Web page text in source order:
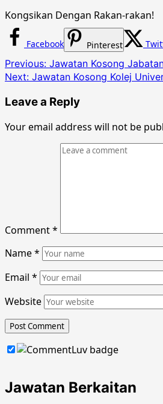
Kongsikan Dengan Rakan-rakan!
Facebook Pinterest
Post
navigation
Previous: Jawatan Kosong
Next: Jawatan Kosong Kolej
Leave a Reply
Your email address will not be
Comment*
Name*
Email *
Website
Jawatan Berkaitan